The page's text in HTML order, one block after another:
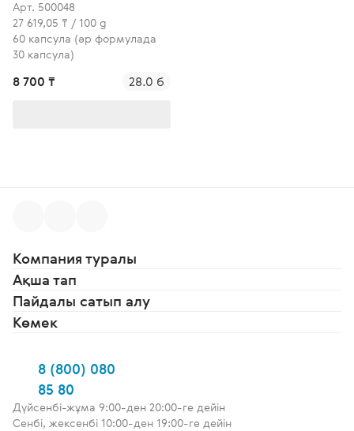
ырғақтары
Арт. 500048
27 619,05 ₸ / 100 g
60 капсула (әр формулада
30 капсула)
8 700 ₸ 28.0 б
Компания туралы
Ақша тап
Пайдалы сатып алу
Көмек
8 (800) 080
85 80
Дүйсенбі-жұма 9:00-ден 20:00-ге дейін
Сенбі, жексенбі 10:00-ден 19:00-ге дейін